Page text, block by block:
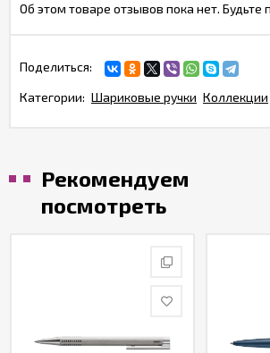
Об этом товаре отзывов пока нет. Будьте
Поделиться:
Категории: Шариковые ручки Коллекции
Рекомендуем
посмотреть